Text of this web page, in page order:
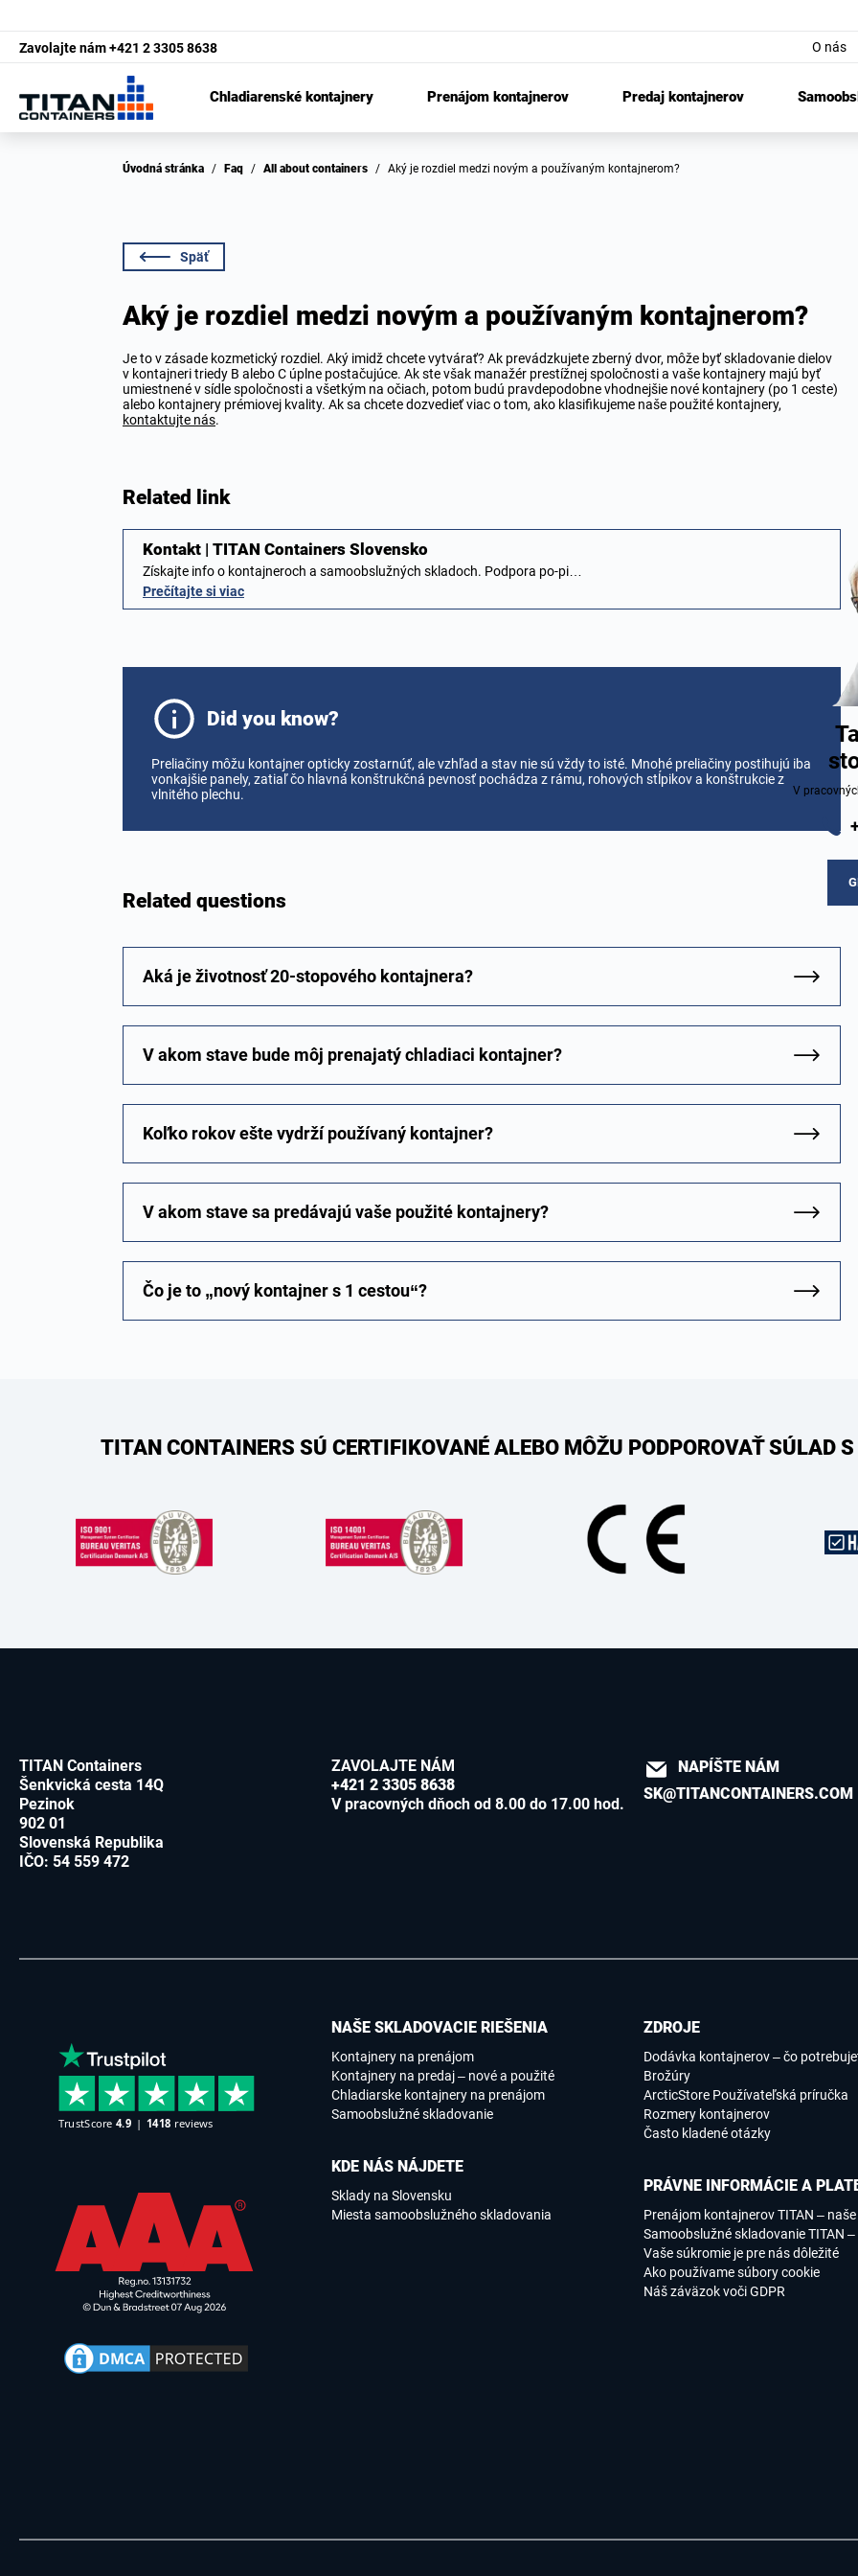
Zavolajte nám+421 2 3305 8638 O nás
Chladiarenské kontajnery Prenájom kontajnerov Predaj kontajnerov
Úvodná stránka / Faq / All about containers / Aký je rozdiel medzi novým a používaným kontajnerom?
Späť
Aký je rozdiel medzi novým a používaným kontajnerom?
Je to v zásade kozmetický rozdiel. Aký imidž chcete vytvárať? Ak prevádzkujete zberný dvor, môže byť skladovanie dielov
v kontajneri triedy B alebo C úplne postačujúce. Ak ste však manažér prestížnej spoločnosti a vaše kontajnery majú byť
umiestnené v sídle spoločnosti a všetkým na očiach, potom budú pravdepodobne vhodnejšie nové kontajnery (po 1 ceste)
alebo kontajnery prémiovej kvality. Ak sa chcete dozvedieť viac o tom, ako klasifikujeme naše použité kontajnery,
kontaktujte nás.
Related link
Kontakt | TITAN Containers Slovensko
Získajte info o kontajneroch a samoobslužných skladoch. Podpora po-pi…
Prečítajte si viac
Did you know?
Preliačiny môžu kontajner opticky zostarnúť, ale vzhľad a stav nie sú vždy to isté. Mnohé preliačiny postihujú iba
vonkajšie panely, zatiaľ čo hlavná konštrukčná pevnosť pochádza z rámu, rohových stĺpikov a konštrukcie z
vlnitého plechu.
Related questions
Aká je životnosť 20-stopového kontajnera?
V akom stave bude môj prenajatý chladiaci kontajner?
Koľko rokov ešte vydrží používaný kontajner?
V akom stave sa predávajú vaše použité kontajnery?
Čo je to „nový kontajner s 1 cestou“?
V
TITAN CONTAINERS SÚ CERTIFIKOVANÉ ALEBO MÔŽU PODPOROVAŤ SÚLAD
TITAN Containers
Šenkvická cesta 14Q
Pezinok
902 01
Slovenská Republika
IČO: 54 559 472
ZAVOLAJTE NÁM
+421 2 3305 8638
V pracovných dňoch od 8.00 do 17.00 hod.
NAPÍŠTE NÁM
SK@TITANCONTAINERS.COM
NAŠE SKLADOVACIE RIEŠENIA
Kontajnery na prenájom
Kontajnery na predaj – nové a použité
Chladiarske kontajnery na prenájom
Samoobslužné skladovanie
KDE NÁS NÁJDETE
Sklady na Slovensku
Miesta samoobslužného skladovania
ZDROJE
Dodávka kontajnerov – čo
Brožúry
ArcticStore Používateľská príručka
Rozmery kontajnerov
Často kladené otázky
PRÁVNE INFORMÁCIE A
Prenájom kontajnerov TITAN –
Samoobslužné skladovanie TITAN
Vaše súkromie je pre nás dôležité
Ako používame súbory cookie
Náš záväzok voči GDPR